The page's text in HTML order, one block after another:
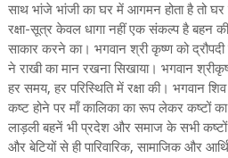
साथ भांजे भांजी का घर में आगमन होता है तो
रक्षा-सूत्र केवल धागा नहीं एक संकल्प है बहन
साकार करने का। भगवान श्री कृष्ण को द्रौपदी
ने राखी का मान रखना सिखाया। भगवान
हर समय, हर परिस्थिति में रक्षा की। भगवान शिव
कष्ट होने पर माँ कालिका का रूप लेकर कष्टों
लाड़ली बहनें भी प्रदेश और समाज के सभी
और बेटियों से ही पारिवारिक, सामाजिक और